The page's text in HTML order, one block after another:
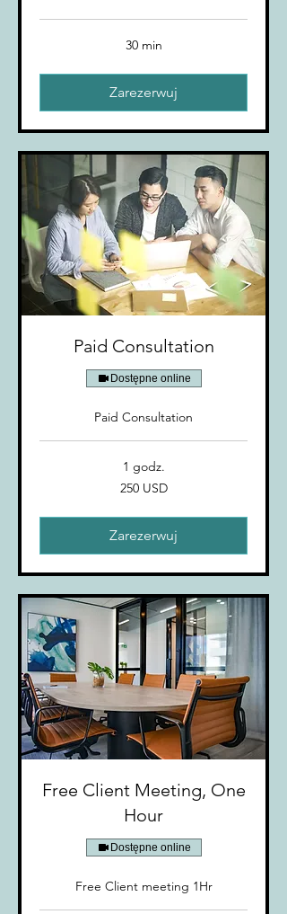
30 min
Zarezerwuj
Paid Consultation
Dostępne online
Paid Consultation
1 godz.
250 USD
Zarezerwuj
Free Client Meeting, One
Hour
Dostępne online
Free Client meeting 1Hr